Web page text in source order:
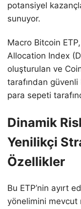
potansiyel
sunuyor.
Macro Bitcoin
Allocation Index
oluşturulan ve
tarafından
para sepeti
Dinamik
Yenilikçi
Özellikler
Bu ETP’nin ayırt
yönelimini mevcut